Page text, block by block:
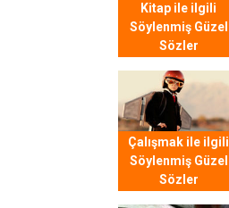
Kitap ile ilgili
Söylenmiş Güzel
Sözler
Çalışmak ile ilgili
Söylenmiş Güzel
Sözler